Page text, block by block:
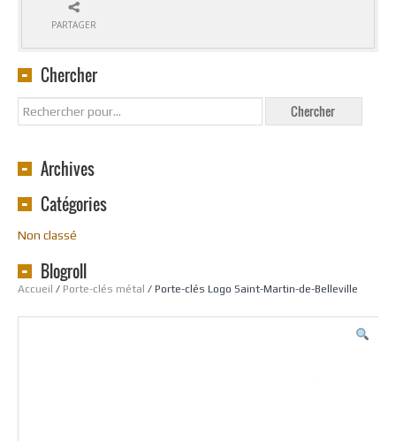
Accueil / Porte-clés métal / Porte-clés Logo Saint-Martin-de-Belleville
PARTAGER
Chercher
Archives
Catégories
Non classé
Blogroll